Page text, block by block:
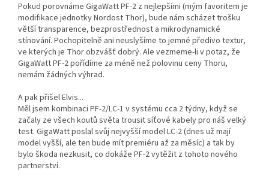
Pokud porovnáme GigaWatt PF-2 z nejlepšími (mým favoritem je
modifikace jednotky Nordost Thor), bude nám scházet trošku
větší transparence, bezprostřednost a mikrodynamické
stínování. Pochopitelně ani neuslyšíme to jemné předivo textur,
ve kterých je Thor obzvášť dobrý. Ale vezmeme-li v potaz, že
GigaWatt PF-2 pořídíme za méně než polovinu ceny Thoru,
nemám žádných výhrad.
A pak přišel Elvis...
Měl jsem kombinaci PF-2/LC-1 v systému cca 2 týdny, když se
začaly ze všech koutů světa trousit síťové kabely pro náš velký
test. GigaWatt poslal svůj nejvyšší model LC-2 (dnes už mají
model vyšší, ale ten bude mít premiéru až za měsíc) a tak by
bylo škoda nezkusit, co dokáže PF-2 vytěžit z tohoto nového
partnerství.